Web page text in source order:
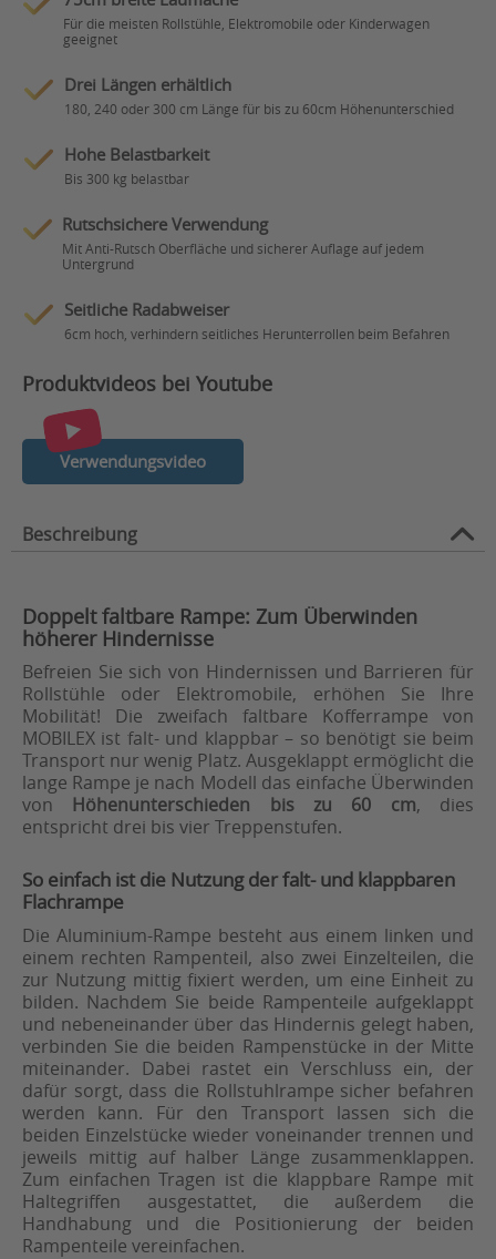
Für die meisten Rollstühle, Elektromobile oder Kinderwagen
geeignet
Drei Längen erhältlich
180, 240 oder 300 cm Länge für bis zu 60cm Höhenunterschied
Hohe Belastbarkeit
Bis 300 kg belastbar
Rutschsichere Verwendung
Mit Anti-Rutsch Oberfläche und sicherer Auflage auf jedem
Untergrund
Seitliche Radabweiser
6cm hoch, verhindern seitliches Herunterrollen beim Befahren
Produktvideos bei Youtube
Verwendungsvideo
Beschreibung
Doppelt faltbare Rampe: Zum Überwinden
höherer Hindernisse
Befreien Sie sich von Hindernissen und Barrieren für
Rollstühle oder Elektromobile, erhöhen Sie Ihre
Mobilität! Die zweifach faltbare Kofferrampe von
MOBILEX ist falt- und klappbar – so benötigt sie beim
Transport nur wenig Platz. Ausgeklappt ermöglicht die
lange Rampe je nach Modell das einfache Überwinden
von Höhenunterschieden bis zu 60 cm, dies
entspricht drei bis vier Treppenstufen.
So einfach ist die Nutzung der falt- und klappbaren
Flachrampe
Die Aluminium-Rampe besteht aus einem linken und
einem rechten Rampenteil, also zwei Einzelteilen, die
zur Nutzung mittig fixiert werden, um eine Einheit zu
bilden. Nachdem Sie beide Rampenteile aufgeklappt
und nebeneinander über das Hindernis gelegt haben,
verbinden Sie die beiden Rampenstücke in der Mitte
miteinander. Dabei rastet ein Verschluss ein, der
dafür sorgt, dass die Rollstuhlrampe sicher befahren
werden kann. Für den Transport lassen sich die
beiden Einzelstücke wieder voneinander trennen und
jeweils mittig auf halber Länge zusammenklappen.
Zum einfachen Tragen ist die klappbare Rampe mit
Haltegriffen ausgestattet, die außerdem die
Handhabung und die Positionierung der beiden
Rampenteile vereinfachen.